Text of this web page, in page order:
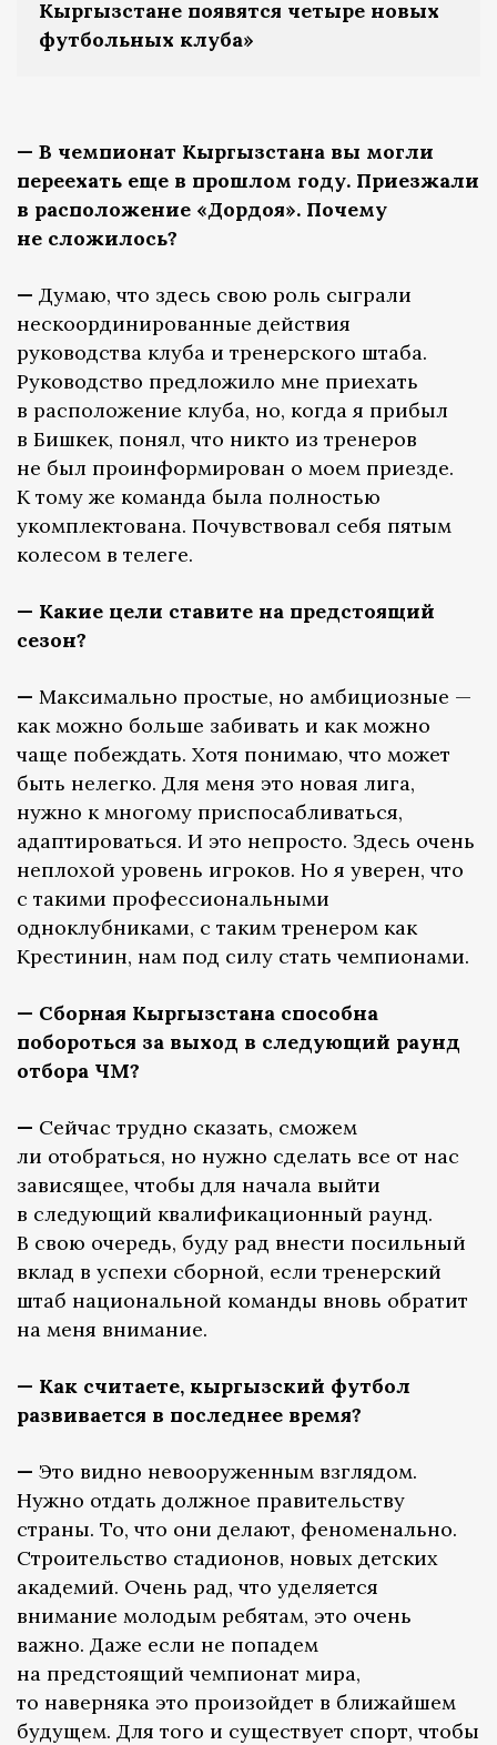
Кыргызстане появятся четыре новых
футбольных клуба»
— В чемпионат Кыргызстана вы могли
переехать еще в прошлом году. Приезжали
в расположение «Дордоя». Почему
не сложилось?
— Думаю, что здесь свою роль сыграли
нескоординированные действия
руководства клуба и тренерского штаба.
Руководство предложило мне приехать
в расположение клуба, но, когда я прибыл
в Бишкек, понял, что никто из тренеров
не был проинформирован о моем приезде.
К тому же команда была полностью
укомплектована. Почувствовал себя пятым
колесом в телеге.
— Какие цели ставите на предстоящий
сезон?
— Максимально простые, но амбициозные —
как можно больше забивать и как можно
чаще побеждать. Хотя понимаю, что может
быть нелегко. Для меня это новая лига,
нужно к многому приспосабливаться,
адаптироваться. И это непросто. Здесь очень
неплохой уровень игроков. Но я уверен, что
с такими профессиональными
одноклубниками, с таким тренером как
Крестинин, нам под силу стать чемпионами.
— Сборная Кыргызстана способна
побороться за выход в следующий раунд
отбора ЧМ?
— Сейчас трудно сказать, сможем
ли отобраться, но нужно сделать все от нас
зависящее, чтобы для начала выйти
в следующий квалификационный раунд.
В свою очередь, буду рад внести посильный
вклад в успехи сборной, если тренерский
штаб национальной команды вновь обратит
на меня внимание.
— Как считаете, кыргызский футбол
развивается в последнее время?
— Это видно невооруженным взглядом.
Нужно отдать должное правительству
страны. То, что они делают, феноменально.
Строительство стадионов, новых детских
академий. Очень рад, что уделяется
внимание молодым ребятам, это очень
важно. Даже если не попадем
на предстоящий чемпионат мира,
то наверняка это произойдет в ближайшем
будущем. Для того и существует спорт, чтобы